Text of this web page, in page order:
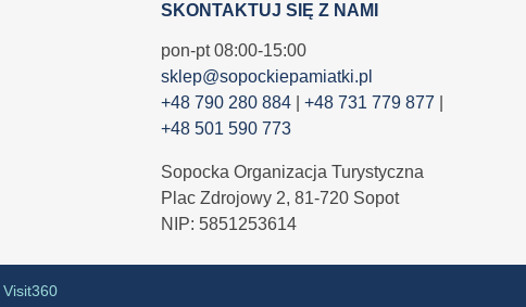
SKONTAKTUJ SIĘ Z NAMI
pon-pt 08:00-15:00
sklep@sopockiepamiatki.pl
+48 790 280 884| +48 731 779 877
+48 501 590 773
Sopocka Organizacja Turystyczna
Plac Zdrojowy 2, 81-720 Sopot
NIP: 5851253614
Visit360